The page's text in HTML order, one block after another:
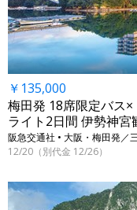
￥135,000
梅田発 18席限定バス
ライト2日間 伊勢神
阪急交通社 • 大阪・梅田発／
12/20（別代金 12/26）